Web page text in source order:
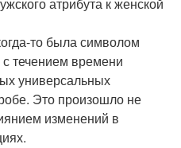
атрибута к женской
то была символом
течением времени
универсальных
Это произошло не
изменений в